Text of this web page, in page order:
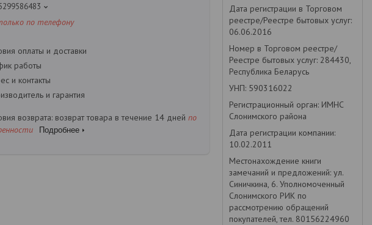
по телефону
оплаты и доставки
работы
и контакты
и гарантия
возврат товара в течение 14 дней по
Подробнее
Дата регистрации в Торговом
реестре/Реестре бытовых услуг:
06.06.2016
Номер в Торговом реестре/
Реестре бытовых услуг: 284430,
Республика Беларусь
УНП: 590316022
Регистрационный орган: ИМНС
Слонимского района
Дата регистрации компании:
10.02.2011
Местонахождение книги
замечаний и предложений: ул.
Синичкина, 6. Уполномоченный
Слонимского РИК по
рассмотрению обращений
покупателей, тел. 80156224960